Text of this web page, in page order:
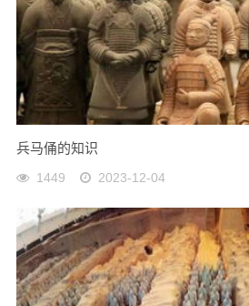
兵马俑的知识
1449 2023-12-04